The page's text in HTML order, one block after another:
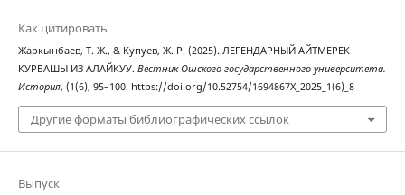
Как цитировать
Жаркынбаев, Т. Ж., & Купуев, Ж. Р. (2025). ЛЕГЕНДАРНЫЙ АЙТМЕРЕК
КУРБАШЫ ИЗ АЛАЙКУУ. Вестник Ошского государственного университета.
История, (1(6), 95–100. https://doi.org/10.52754/1694867X_2025_1(6)_8
Другие форматы библиографических ссылок
Выпуск